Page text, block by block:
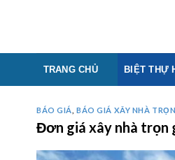
TRANG CHỦ BIỆT THỰ
BÁO GIÁ ,BÁO GIÁ XÂY NHÀ
Đơn giá xây nhà trọn